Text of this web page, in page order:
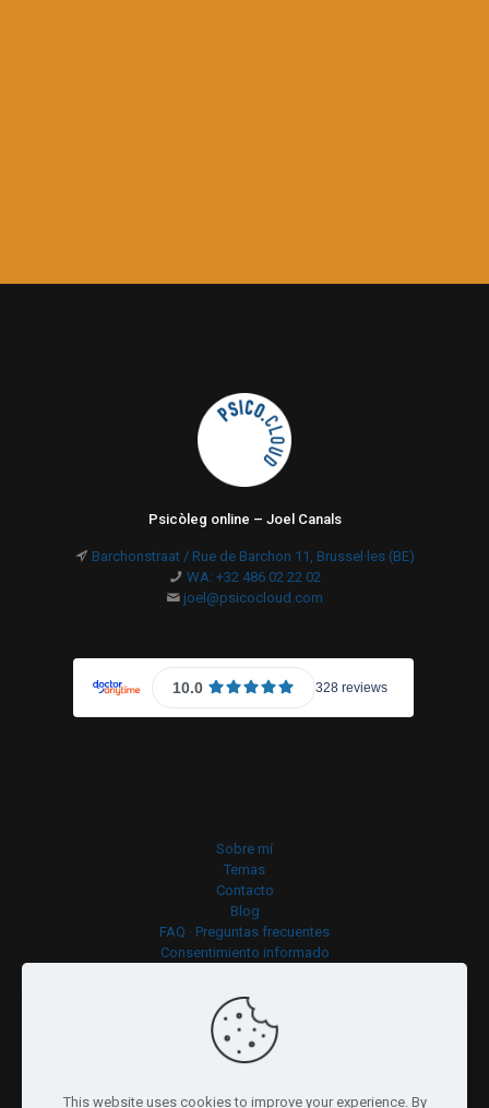
Psicòleg online – Joel Canals
Barchonstraat / Rue de Barchon 11, Brussel·les (BE)
WA: +32 486 02 22 02
joel@psicocloud.com
Sobre mí
Temas
Contacto
Blog
FAQ · Preguntas frecuentes
Consentimiento informado
This website uses cookies to improve your experience. By